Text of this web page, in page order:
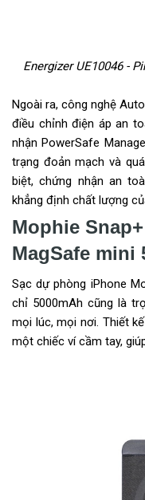
Energizer UE10046 -
Ngoài ra, công nghệ
điều chỉnh điện áp an
nhận PowerSafe
trạng đoản mạch và
biệt, chứng nhận an
khẳng định chất lượng
Mophie
MagSafe mini
Sạc dự phòng iPhone
chỉ 5000mAh cũng là
mọi lúc, mọi nơi. Thiết
một chiếc ví cầm tay,